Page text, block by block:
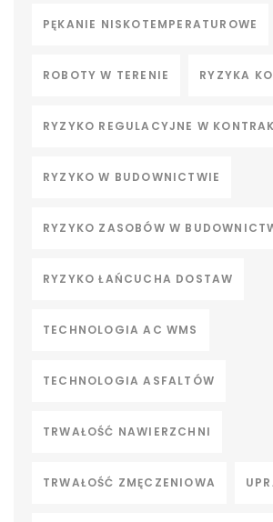
PĘKANIE NISKOTEMPERATUROWE
ROBOTY W TERENIE RYZYKA
RYZYKO REGULACYJNE W
RYZYKO W BUDOWNICTWIE
RYZYKO ZASOBÓW W
RYZYKO ŁAŃCUCHA DOSTAW
TECHNOLOGIA AC WMS
TECHNOLOGIA ASFALTÓW
TRWAŁOŚĆ NAWIERZCHNI
TRWAŁOŚĆ ZMĘCZENIOWA